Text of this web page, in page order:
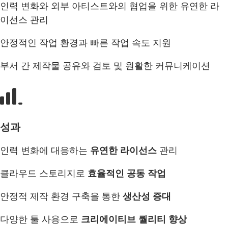
인력 변화와 외부 아티스트와의 협업을 위한 유연한 라
이선스 관리
안정적인 작업 환경과 빠른 작업 속도 지원
부서 간 제작물 공유와 검토 및 원활한 커뮤니케이션
성과
인력 변화에 대응하는 유연한 라이선스 관리
클라우드 스토리지로 효율적인 공동 작업
안정적 제작 환경 구축을 통한 생산성 증대
다양한 툴 사용으로 크리에이티브 퀄리티 향상